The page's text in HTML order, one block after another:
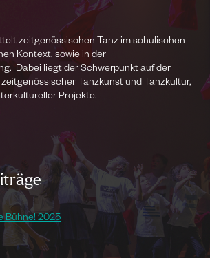
zeitgenössischen Tanz im schulischen
Kontext, sowie in der
Dabei liegt der Schwerpunkt auf der
Tanzkunst und Tanzkultur,
Projekte.
Bühne! 2025